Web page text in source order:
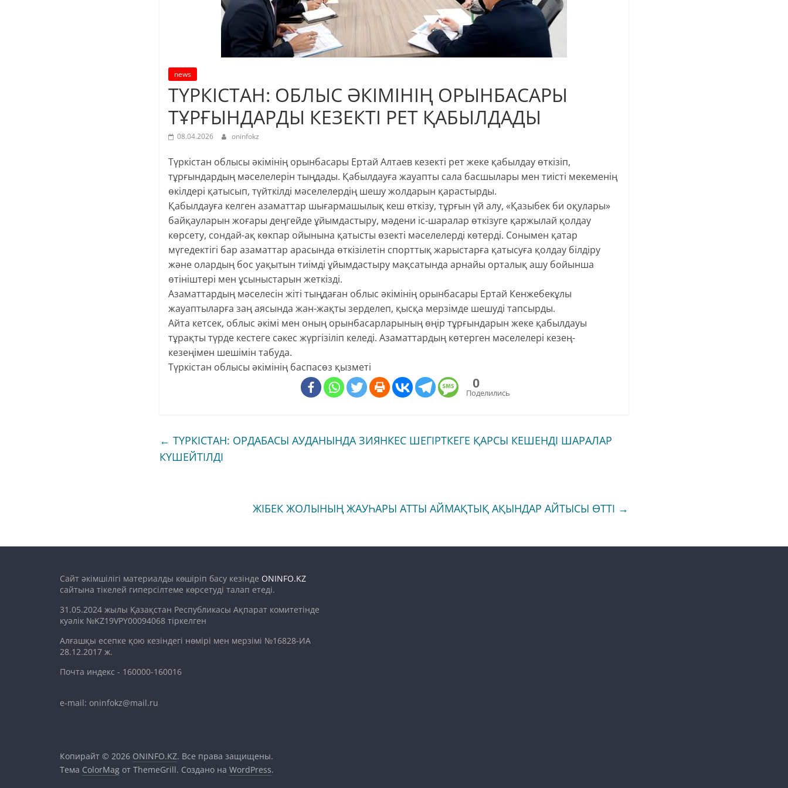
news
ТҮРКІСТАН: ОБЛЫС ӘКІМІНІҢ ОРЫНБАСАРЫ
ТҰРҒЫНДАРДЫ КЕЗЕКТІ РЕТ ҚАБЫЛДАДЫ
08.04.2026 oninfokz
Түркістан облысы әкімінің орынбасары Ертай Алтаев кезекті рет жеке қабылдау өткізіп,
тұрғындардың мәселелерін тыңдады. Қабылдауға жауапты сала басшылары мен тиісті мекеменің
өкілдері қатысып, түйткілді мәселелердің шешу жолдарын қарастырды.
Қабылдауға келген азаматтар шығармашылық кеш өткізу, тұрғын үй алу, «Қазыбек би оқулары»
байқауларын жоғары деңгейде ұйымдастыру, мәдени іс-шаралар өткізуге қаржылай қолдау
көрсету, сондай-ақ көкпар ойынына қатысты өзекті мәселелерді көтерді. Сонымен қатар
мүгедектігі бар азаматтар арасында өткізілетін спорттық жарыстарға қатысуға қолдау білдіру
және олардың бос уақытын тиімді ұйымдастыру мақсатында арнайы орталық ашу бойынша
өтініштері мен ұсыныстарын жеткізді.
Азаматтардың мәселесін жіті тыңдаған облыс әкімінің орынбасары Ертай Кенжебекұлы
жауаптыларға заң аясында жан-жақты зерделеп, қысқа мерзімде шешуді тапсырды.
Айта кетсек, облыс әкімі мен оның орынбасарларының өңір тұрғындарын жеке қабылдауы
тұрақты түрде кестеге сәкес жүргізіліп келеді. Азаматтардың көтерген мәселелері кезең-
кезеңімен шешімін табуда.
Түркістан облысы әкімінің баспасөз қызметі
0
Поделились
← ТҮРКІСТАН: ОРДАБАСЫ АУДАНЫНДА ЗИЯНКЕС ШЕГІРТКЕГЕ ҚАРСЫ КЕШЕНДІ ШАРАЛАР
КҮШЕЙТІЛДІ
ЖІБЕК ЖОЛЫНЫҢ ЖАУҺАРЫ АТТЫ АЙМАҚТЫҚ АҚЫНДАР АЙТЫСЫ ӨТТІ →
Сайт әкімшілігі материалды көшіріп басу кезінде ONINFO.KZ
сайтына тікелей гиперсілтеме көрсетуді талап етеді.
31.05.2024 жылы Қазақстан Республикасы Ақпарат комитетінде
куәлік №KZ19VPY00094068 тіркелген
Алғашқы есепке қою кезіндегі нөмірі мен мерзімі №16828-ИА
28.12.2017 ж.
Почта индекс - 160000-160016
e-mail: oninfokz@mail.ru
Копирайт © 2026 ONINFO.KZ. Все права защищены.
Тема ColorMag от ThemeGrill. Создано на WordPress.